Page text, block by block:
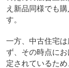
え新品同様でも
す。
一方、中古住宅
ず、その時点に
定されているた